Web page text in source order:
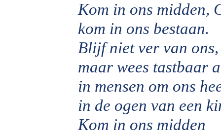
Kom in ons midden,
kom in ons bestaan.
Blijf niet ver van ons,
maar wees tastbaar
in mensen om ons
in de ogen van een
Kom in ons midden